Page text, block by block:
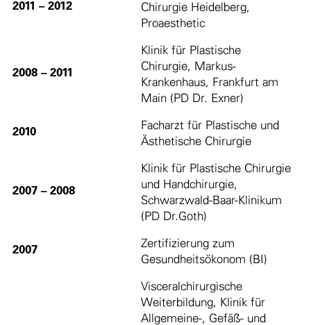
2011 – 2012
Chirurgie Heidelberg,
Proaesthetic
2008 – 2011
Klinik für Plastische
Chirurgie, Markus-
Krankenhaus, Frankfurt am
Main (PD Dr. Exner)
2010
Facharzt für Plastische und
Ästhetische Chirurgie
2007 – 2008
Klinik für Plastische Chirurgie
und Handchirurgie,
Schwarzwald-Baar-Klinikum
(PD Dr.Goth)
2007
Zertifizierung zum
Gesundheitsökonom (BI)
Visceralchirurgische
Weiterbildung, Klinik für
Allgemeine-, Gefäß- und